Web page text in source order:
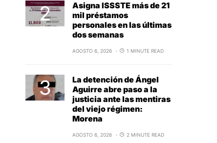
Asigna ISSSTE más de 21
mil préstamos
personales en las últimas
dos semanas
AGOSTO 6, 2026 1 MINUTE READ
La detención de Ángel
Aguirre abre paso a la
justicia ante las mentiras
del viejo régimen:
Morena
AGOSTO 6, 2026 2 MINUTE READ